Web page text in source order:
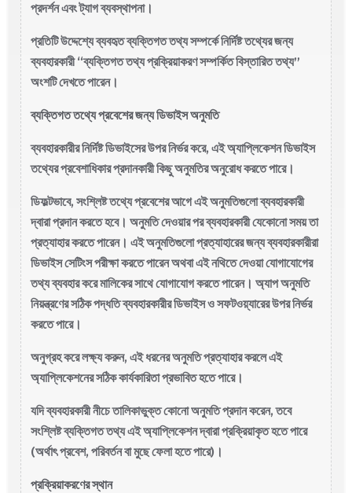
প্রদর্শন এবং ট্যাগ ব্যবস্থাপনা।
প্রতিটি উদ্দেশ্যে ব্যবহৃত ব্যক্তিগত তথ্য সম্পর্কে নির্দিষ্ট তথ্যের জন্য
ব্যবহারকারী “ব্যক্তিগত তথ্য প্রক্রিয়াকরণ সম্পর্কিত বিস্তারিত তথ্য”
অংশটি দেখতে পারেন।
ব্যক্তিগত তথ্যে প্রবেশের জন্য ডিভাইস অনুমতি
ব্যবহারকারীর নির্দিষ্ট ডিভাইসের উপর নির্ভর করে, এই অ্যাপ্লিকেশন ডিভাইস
তথ্যের প্রবেশাধিকার প্রদানকারী কিছু অনুমতির অনুরোধ করতে পারে।
ডিফল্টভাবে, সংশ্লিষ্ট তথ্যে প্রবেশের আগে এই অনুমতিগুলো ব্যবহারকারী
দ্বারা প্রদান করতে হবে। অনুমতি দেওয়ার পর ব্যবহারকারী যেকোনো সময় তা
প্রত্যাহার করতে পারেন। এই অনুমতিগুলো প্রত্যাহারের জন্য ব্যবহারকারীরা
ডিভাইস সেটিংস পরীক্ষা করতে পারেন অথবা এই নথিতে দেওয়া যোগাযোগের
তথ্য ব্যবহার করে মালিকের সাথে যোগাযোগ করতে পারেন। অ্যাপ অনুমতি
নিয়ন্ত্রণের সঠিক পদ্ধতি ব্যবহারকারীর ডিভাইস ও সফটওয়্যারের উপর নির্ভর
করতে পারে।
অনুগ্রহ করে লক্ষ্য করুন, এই ধরনের অনুমতি প্রত্যাহার করলে এই
অ্যাপ্লিকেশনের সঠিক কার্যকারিতা প্রভাবিত হতে পারে।
যদি ব্যবহারকারী নীচে তালিকাভুক্ত কোনো অনুমতি প্রদান করেন, তবে
সংশ্লিষ্ট ব্যক্তিগত তথ্য এই অ্যাপ্লিকেশন দ্বারা প্রক্রিয়াকৃত হতে পারে
(অর্থাৎ প্রবেশ, পরিবর্তন বা মুছে ফেলা হতে পারে)।
প্রক্রিয়াকরণের স্থান